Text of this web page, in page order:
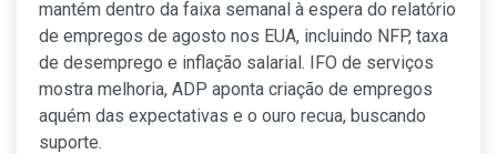
mantém dentro da faixa semanal à espera do relatório
de empregos de agosto nos EUA, incluindo NFP, taxa
de desemprego e inflação salarial. IFO de serviços
mostra melhoria, ADP aponta criação de empregos
aquém das expectativas e o ouro recua, buscando
suporte.